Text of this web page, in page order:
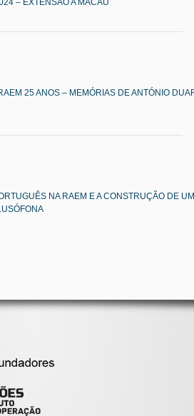
25 ANOS – MEMÓRIAS DE ANTÓNIO
NA RAEM E A CONSTRUÇÃO DE